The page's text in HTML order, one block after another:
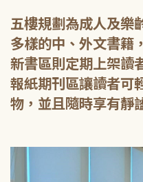
五樓規劃為成人及樂
多樣的中、外文書籍
新書區則定期上架讀
報紙期刊區讓讀者可
物，並且隨時享有靜